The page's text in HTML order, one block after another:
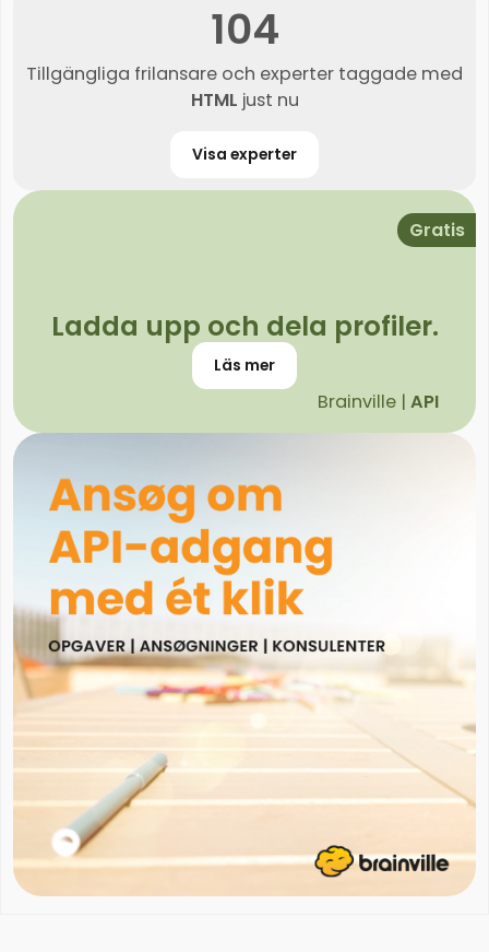
104
Tillgängliga frilansare och experter taggade med
HTML just nu
Visa experter
Gratis
Ladda upp och dela profiler.
Läs mer
Brainville | API